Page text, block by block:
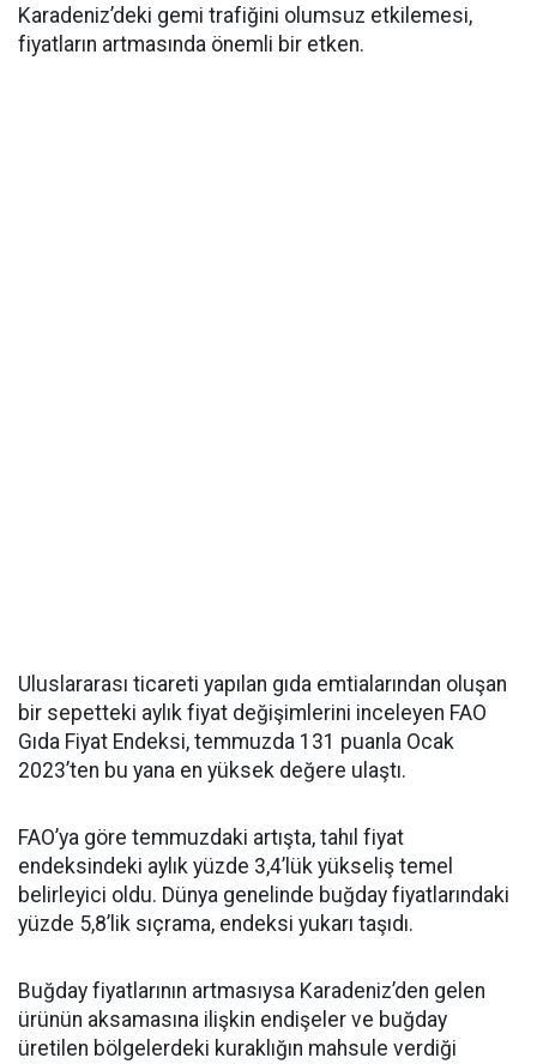
Karadeniz’deki gemi trafiğini olumsuz etkilemesi,
fiyatların artmasında önemli bir etken.
Uluslararası ticareti yapılan gıda emtialarından oluşan
bir sepetteki aylık fiyat değişimlerini inceleyen FAO
Gıda Fiyat Endeksi, temmuzda 131 puanla Ocak
2023’ten bu yana en yüksek değere ulaştı.
FAO’ya göre temmuzdaki artışta, tahıl fiyat
endeksindeki aylık yüzde 3,4’lük yükseliş temel
belirleyici oldu. Dünya genelinde buğday fiyatlarındaki
yüzde 5,8’lik sıçrama, endeksi yukarı taşıdı.
Buğday fiyatlarının artmasıysa Karadeniz’den gelen
ürünün aksamasına ilişkin endişeler ve buğday
üretilen bölgelerdeki kuraklığın mahsule verdiği